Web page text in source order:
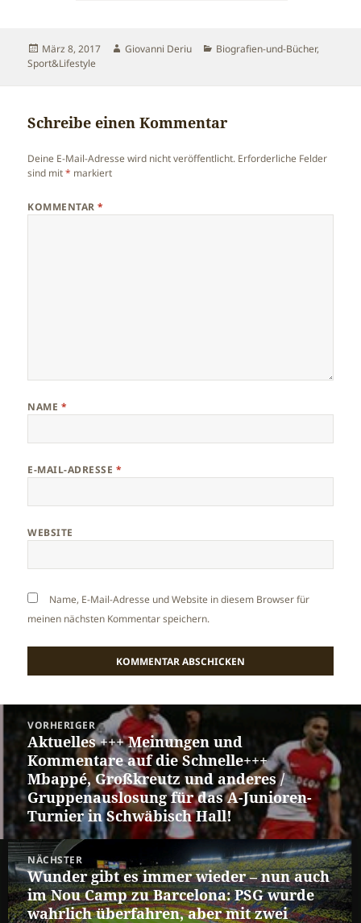
Veröffentlicht
am
März 8, 2017 Autor
Giovanni Deriu Kategorien
Biografien-und-Bücher,
Sport&Lifestyle
Schreibe einen Kommentar
Deine E-Mail-Adresse wird nicht veröffentlicht. Erforderliche Felder
sind mit* markiert
KOMMENTAR*
NAME *
E-MAIL-ADRESSE *
WEBSITE
Name, E-Mail-Adresse und Website in diesem Browser für
meinen nächsten Kommentar speichern.
Beitragsnavigation
VORHERIGER
Vorheriger
Beitrag:
Aktuelles +++ Meinungen und
Kommentare auf die Schnelle+++
Mbappé, Großkreutz und anderes /
Gruppenauslosung für das A-Junioren-
Turnier in Schwäbisch Hall!
NÄCHSTER
Nächster
Beitrag:
Wunder gibt es immer wieder – nun auch
im Nou Camp zu Barcelona: PSG wurde
wahrlich überfahren, aber mit zwei